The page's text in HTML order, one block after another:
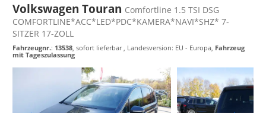
Volkswagen Touran Comfortline 1.5 TSI DSG
COMFORTLINE*ACC*LED*PDC*KAMERA*NAVI*SHZ* 7-
SITZER 17-ZOLL
Fahrzeugnr.: 13538, sofort lieferbar, Landesversion: EU - Europa, Fahrzeug
mit Tageszulassung